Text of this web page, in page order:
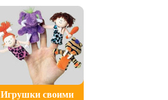
Игрушки своими